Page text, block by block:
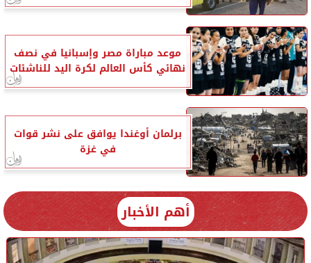
موعد مباراة مصر وإسبانيا في نصف
نهائي كأس العالم لكرة اليد للناشئات
برلمان أوغندا يوافق على نشر قوات
في غزة
أهم الأخبار